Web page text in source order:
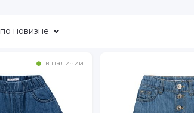
по новизне
в наличии